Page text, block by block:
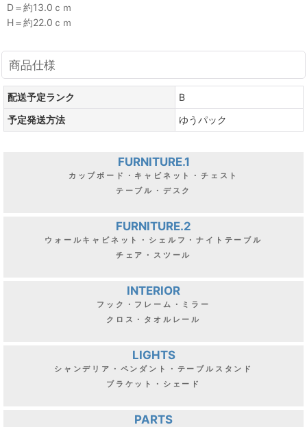
D＝約13.0ｃｍ
H＝約22.0ｃｍ
商品仕様
配送予定ランク
B
予定発送方法
ゆうパック
FURNITURE.1
カップボード・キャビネット・チェスト
テーブル・デスク
FURNITURE.2
ウォールキャビネット・シェルフ・ナイトテーブル
チェア・スツール
INTERIOR
フック・フレーム・ミラー
クロス・タオルレール
LIGHTS
シャンデリア・ペンダント・テーブルスタンド
ブラケット・シェード
PARTS